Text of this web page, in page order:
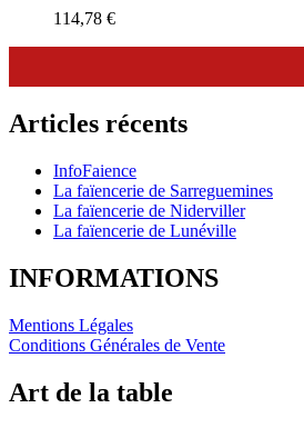
114,78 €
Articles récents
InfoFaience
La faïencerie de Sarreguemines
La faïencerie de Niderviller
La faïencerie de Lunéville
INFORMATIONS
Mentions Légales
Conditions Générales de Vente
Art de la table